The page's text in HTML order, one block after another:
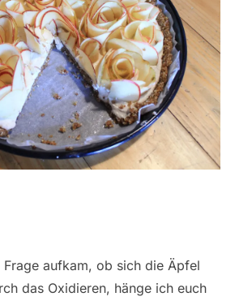
aufkam, ob sich die Äpfel
das Oxidieren, hänge ich euch